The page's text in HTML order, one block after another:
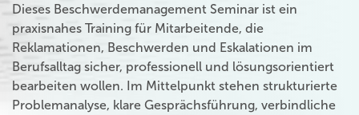
Dieses Beschwerdemanagement Seminar ist ein
praxisnahes Training für Mitarbeitende, die
Reklamationen, Beschwerden und Eskalationen im
Berufsalltag sicher, professionell und lösungsorientiert
bearbeiten wollen. Im Mittelpunkt stehen strukturierte
Problemanalyse, klare Gesprächsführung, verbindliche